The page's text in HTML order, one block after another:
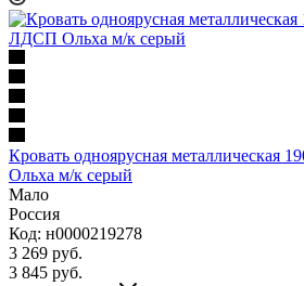
Кровать одноярусная металлическая
Ольха м/к серый
Мало
Россия
Код: н0000219278
3 269 руб.
3 845 руб.